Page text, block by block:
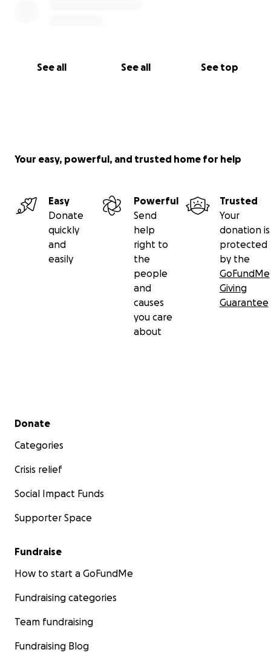
See all See all See top
Your easy, powerful, and trusted home for help
Easy
Donate
quickly
and
easily
Powerful
Send
help
right to
the
people
and
causes
you care
about
Trusted
Your
donation is
protected
by the
GoFundMe
Giving
Guarantee
Secondary menu
Donate
Categories
Crisis relief
Social Impact Funds
Supporter Space
Fundraise
How to start a GoFundMe
Fundraising categories
Team fundraising
Fundraising Blog